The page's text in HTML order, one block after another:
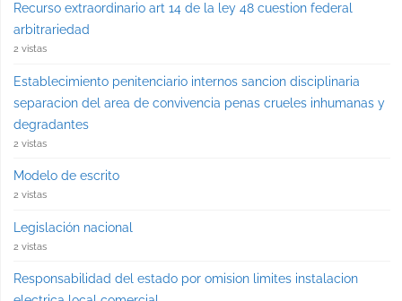
Recurso extraordinario art 14 de la ley 48 cuestion federal
arbitrariedad
2 vistas
Establecimiento penitenciario internos sancion disciplinaria
separacion del area de convivencia penas crueles inhumanas y
degradantes
2 vistas
Modelo de escrito
2 vistas
Legislación nacional
2 vistas
Responsabilidad del estado por omision limites instalacion